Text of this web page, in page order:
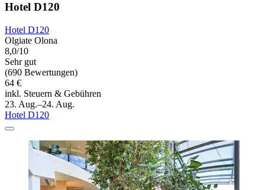
Hotel D120
Hotel D120
Olgiate Olona
8,0/10
Sehr gut
(690 Bewertungen)
64 €
inkl. Steuern & Gebühren
23. Aug.–24. Aug.
Hotel D120